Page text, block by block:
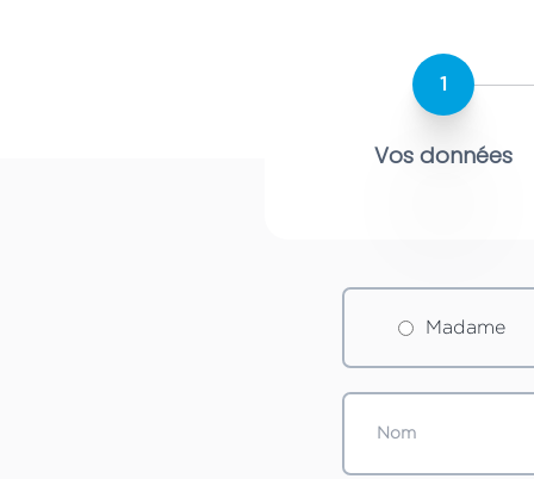
1
Vos données
Madame